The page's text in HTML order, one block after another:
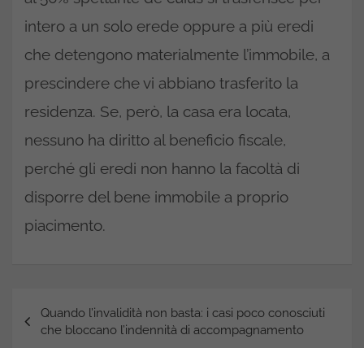
intero a un solo erede oppure a più eredi
che detengono materialmente l’immobile, a
prescindere che vi abbiano trasferito la
residenza. Se, però, la casa era locata,
nessuno ha diritto al beneficio fiscale,
perché gli eredi non hanno la facoltà di
disporre del bene immobile a proprio
piacimento.
Navigazione
articoli
Quando l’invalidità non basta: i casi poco conosciuti
che bloccano l’indennità di accompagnamento